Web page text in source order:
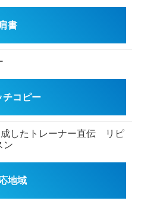
肩書
チコピー
成したトレーナー直伝 リピ
ン
地域